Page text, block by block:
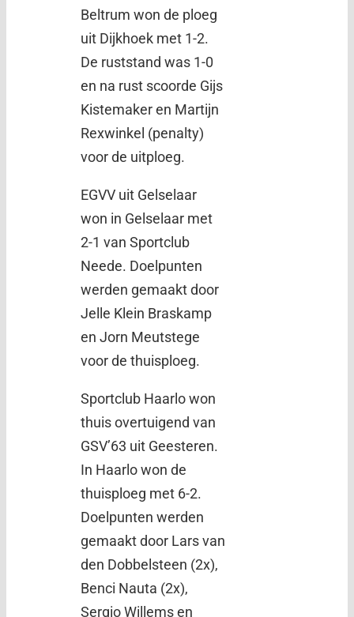
Beltrum won de ploeg
uit Dijkhoek met 1-2.
De ruststand was 1-0
en na rust scoorde Gijs
Kistemaker en Martijn
Rexwinkel (penalty)
voor de uitploeg.
EGVV uit Gelselaar
won in Gelselaar met
2-1 van Sportclub
Neede. Doelpunten
werden gemaakt door
Jelle Klein Braskamp
en Jorn Meutstege
voor de thuisploeg.
Sportclub Haarlo won
thuis overtuigend van
GSV’63 uit Geesteren.
In Haarlo won de
thuisploeg met 6-2.
Doelpunten werden
gemaakt door Lars van
den Dobbelsteen (2x),
Benci Nauta (2x),
Sergio Willems en